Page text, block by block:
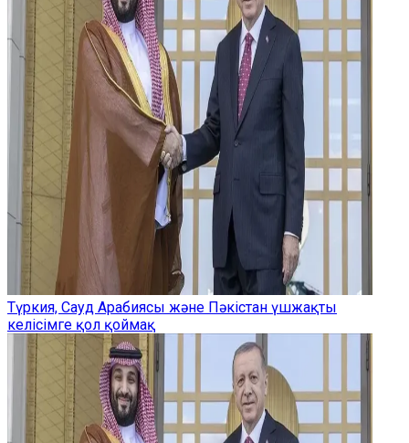
Түркия, Сауд Арабиясы және Пәкістан үшжақты
келісімге қол қоймақ